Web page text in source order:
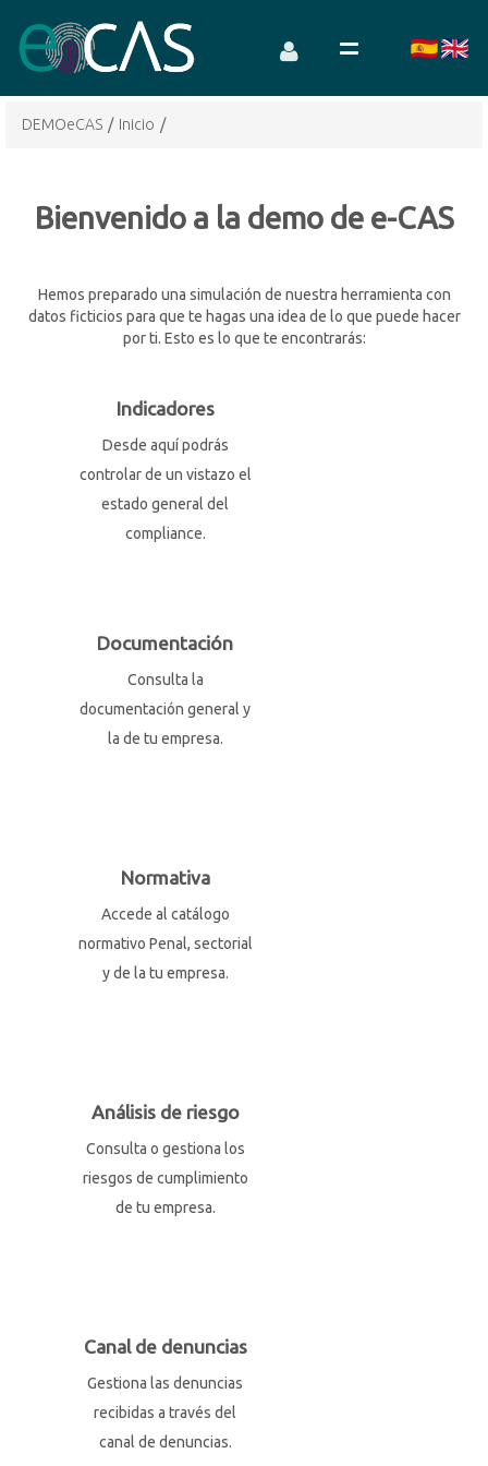
DEMOeCAS / Inicio /
Bienvenido a la demo de e-CAS
Hemos preparado una simulación de nuestra herramienta con
datos ficticios para que te hagas una idea de lo que puede hacer
por ti. Esto es lo que te encontrarás:
Indicadores
Desde aquí podrás
controlar de un vistazo el
estado general del
compliance.
Documentación
Consulta la
documentación general y
la de tu empresa.
Normativa
Accede al catálogo
normativo Penal, sectorial
y de la tu empresa.
Análisis de riesgo
Consulta o gestiona los
riesgos de cumplimiento
de tu empresa.
Canal de denuncias
Gestiona las denuncias
recibidas a través del
canal de denuncias.